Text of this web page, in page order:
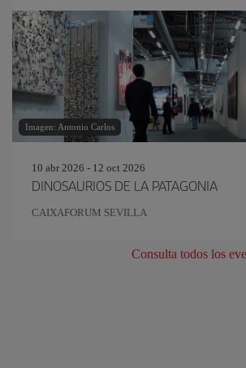
Imagen: Antonio Carlos
10 abr 2026 - 12 oct 2026
DINOSAURIOS DE LA PATAGONIA
CAIXAFORUM SEVILLA
Consulta todos los